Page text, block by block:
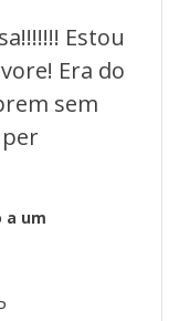
Estou
Era do
sem
a um